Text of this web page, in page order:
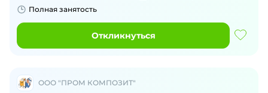
Полная занятость
Откликнуться
ООО "ПРОМ КОМПОЗИТ"